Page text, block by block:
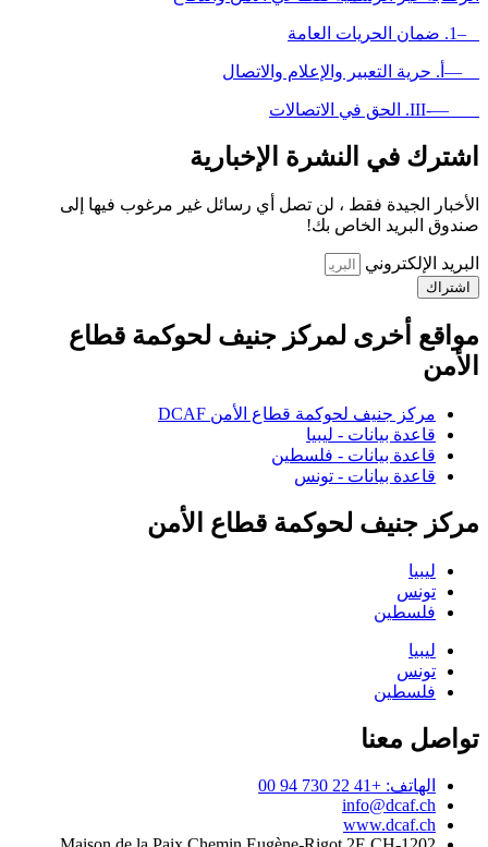
–1. ضمان الحريات العامة
—أ. حرية التعبير والإعلام والاتصال
—-III. الحق في الاتصالات
اشترك في النشرة الإخبارية
الأخبار الجيدة فقط ، لن تصل أي رسائل غير مرغوب فيها إلى
صندوق البريد الخاص بك!
البريد الإلكتروني
اشتراك
مواقع أخرى لمركز جنيف لحوكمة قطاع
الأمن
مركز جنيف لحوكمة قطاع الأمن DCAF
قاعدة بيانات - ليبيا
قاعدة بيانات - فلسطين
قاعدة بيانات - تونس
مركز جنيف لحوكمة قطاع الأمن
ليبيا
تونس
فلسطين
ليبيا
تونس
فلسطين
تواصل معنا
الهاتف: +41 22 730 94 00
info@dcaf.ch
www.dcaf.ch